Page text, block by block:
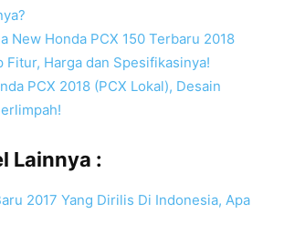
New Honda PCX 150 Terbaru 2018
Fitur, Harga dan Spesifikasinya!
PCX 2018 (PCX Lokal), Desain
Lainnya :
2017 Yang Dirilis Di Indonesia, Apa